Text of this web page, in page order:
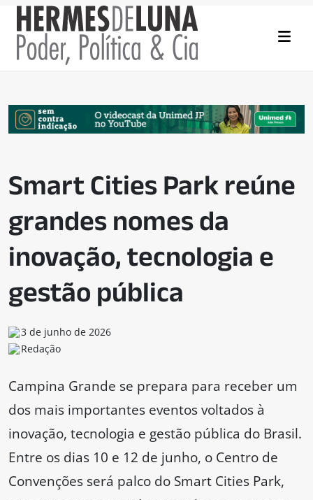
Smart Cities Park reúne
grandes nomes da
inovação, tecnologia e
gestão pública
3 de junho de 2026
Redação
Campina Grande se prepara para receber um
dos mais importantes eventos voltados à
inovação, tecnologia e gestão pública do Brasil.
Entre os dias 10 e 12 de junho, o Centro de
Convenções será palco do Smart Cities Park,